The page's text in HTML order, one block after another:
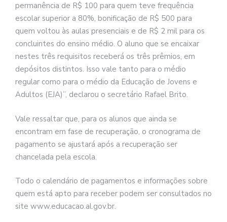
permanência de R$ 100 para quem teve frequência
escolar superior a 80%, bonificação de R$ 500 para
quem voltou às aulas presenciais e de R$ 2 mil para os
concluintes do ensino médio. O aluno que se encaixar
nestes três requisitos receberá os três prêmios, em
depósitos distintos. Isso vale tanto para o médio
regular como para o médio da Educação de Jovens e
Adultos (EJA)”, declarou o secretário Rafael Brito.
Vale ressaltar que, para os alunos que ainda se
encontram em fase de recuperação, o cronograma de
pagamento se ajustará após a recuperação ser
chancelada pela escola.
Todo o calendário de pagamentos e informações sobre
quem está apto para receber podem ser consultados no
site www.educacao.al.gov.br.